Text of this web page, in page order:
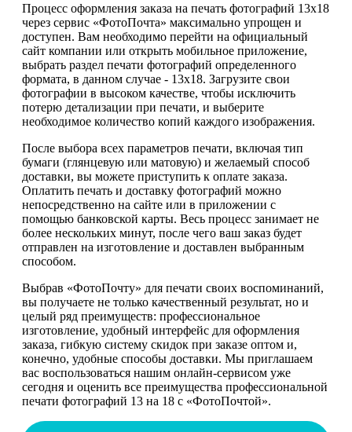
Процесс оформления заказа на печать фотографий 13х18
через сервис «ФотоПочта» максимально упрощен и
доступен. Вам необходимо перейти на официальный
сайт компании или открыть мобильное приложение,
выбрать раздел печати фотографий определенного
формата, в данном случае - 13х18. Загрузите свои
фотографии в высоком качестве, чтобы исключить
потерю детализации при печати, и выберите
необходимое количество копий каждого изображения.
После выбора всех параметров печати, включая тип
бумаги (глянцевую или матовую) и желаемый способ
доставки, вы можете приступить к оплате заказа.
Оплатить печать и доставку фотографий можно
непосредственно на сайте или в приложении с
помощью банковской карты. Весь процесс занимает не
более нескольких минут, после чего ваш заказ будет
отправлен на изготовление и доставлен выбранным
способом.
Выбрав «ФотоПочту» для печати своих воспоминаний,
вы получаете не только качественный результат, но и
целый ряд преимуществ: профессиональное
изготовление, удобный интерфейс для оформления
заказа, гибкую систему скидок при заказе оптом и,
конечно, удобные способы доставки. Мы приглашаем
вас воспользоваться нашим онлайн-сервисом уже
сегодня и оценить все преимущества профессиональной
печати фотографий 13 на 18 с «ФотоПочтой».